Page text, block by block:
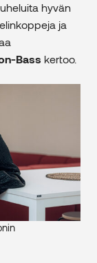
hyvän
ja
Bass kertoo.